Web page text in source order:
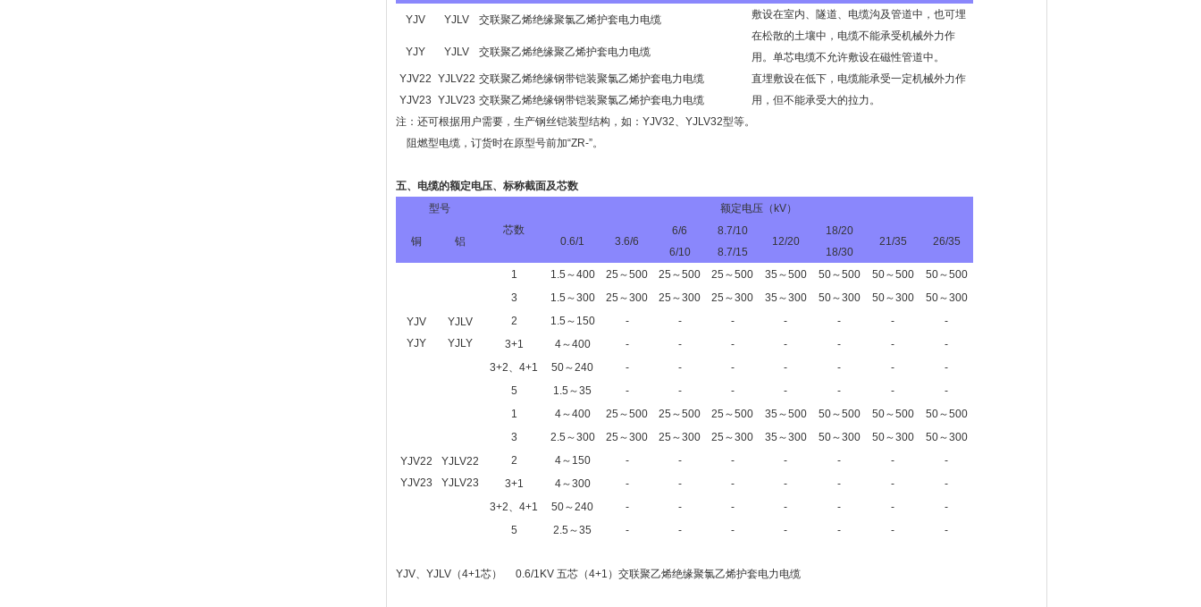
YJV YJLV 交联聚乙烯绝缘聚氯乙烯护套电力电缆
敷设在室内、隧道、电缆沟及管道中，也可埋
在松散的土壤中，电缆不能承受机械外力作
用。单芯电缆不允许敷设在磁性管道中。
YJY YJLV 交联聚乙烯绝缘聚乙烯护套电力电缆
YJV22 YJLV22 交联聚乙烯绝缘钢带铠装聚氯乙烯护套电力电缆
直埋敷设在低下，电缆能承受一定机械外力作
用，但不能承受大的拉力。
YJV23 YJLV23 交联聚乙烯绝缘钢带铠装聚氯乙烯护套电力电缆
注：还可根据用户需要，生产钢丝铠装型结构，如：YJV32、YJLV32型等。
阻燃型电缆，订货时在原型号前加“ZR-”。
五、电缆的额定电压、标称截面及芯数
型号
芯数
额定电压（kV）
铜 铝 0.6/1 3.6/6
6/6
6/10
8.7/10
8.7/15
12/20
18/20
18/30
21/35 26/35
YJV
YJY
YJLV
YJLY
1 1.5～400 25～500 25～500 25～500 35～500 50～500 50～500
50～500
3
1.5～300 25～300 25～300 25～300 35～300 50～300 50～300
50～300
2
1.5～150 - - - - - -
-
3+1
4～400 - - - - - -
-
3+2、4+1
50～240 - - - - - -
-
5
1.5～35 - - - - - - -
YJV22
YJV23
YJLV22
YJLV23
1 4～400 25～500 25～500 25～500 35～500 50～500 50～500
50～500
3
2.5～300 25～300 25～300 25～300 35～300 50～300 50～300
50～300
2
4～150 - - - - - -
-
3+1
4～300 - - - - - -
-
3+2、4+1
50～240 - - - - - -
-
5
2.5～35 - - - - - - -
YJV、YJLV（4+1芯） 0.6/1KV 五芯（4+1）交联聚乙烯绝缘聚氯乙烯护套电力电缆